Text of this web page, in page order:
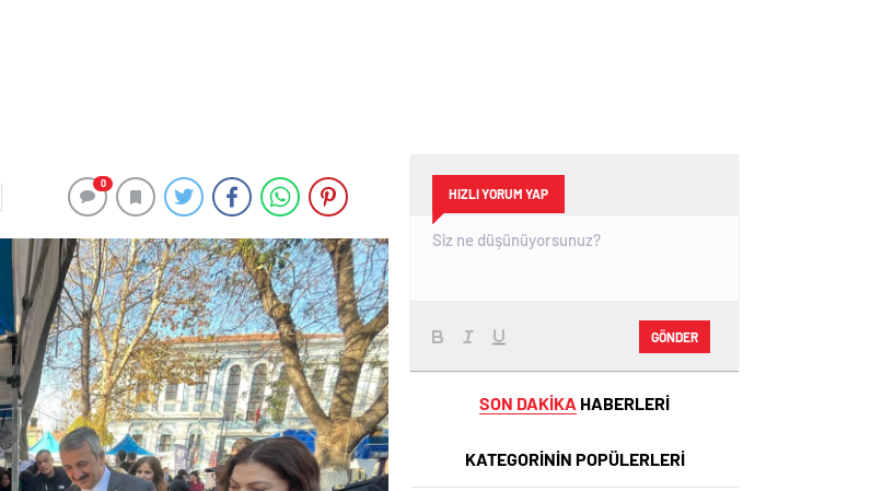
0
HIZLI YORUM YAP
GÖNDER
SON DAKİKA HABERLERİ
KATEGORİNİN POPÜLERLERİ